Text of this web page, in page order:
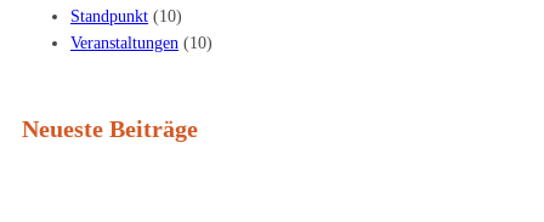
Standpunkt (10)
Veranstaltungen (10)
Neueste Beiträge